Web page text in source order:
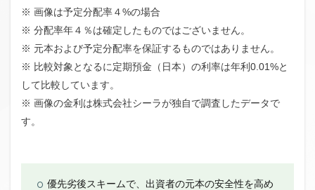
※ 画像は予定分配率４%の場合
※ 分配率年４％は確定したものではございません。
※ 元本および予定分配率を保証するものではありません。
※ 比較対象となるに定期預金（日本）の利率は年利0.01%と
して比較しています。
※ 画像の金利は株式会社シーラが独自で調査したデータで
す。
優先劣後スキームで、出資者の元本の安全性を高め